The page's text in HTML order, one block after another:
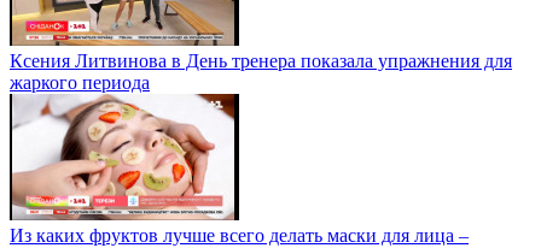
Ксения Литвинова в День тренера показала упражнения для
жаркого периода
Из каких фруктов лучше всего делать маски для лица –